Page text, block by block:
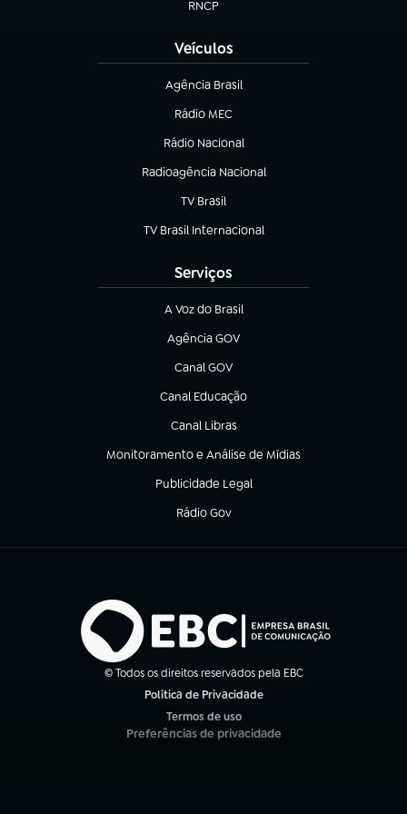
RNCP
(abre em nova aba)
Veículos
Agência Brasil
(abre em nova aba)
Rádio MEC
(abre em nova aba)
Rádio Nacional
Radioagência Nacional
(abre em nova aba)
TV Brasil
(abre em nova aba)
TV Brasil Internacional
(abre em nova aba)
Serviços
A Voz do Brasil
(abre em nova aba)
Agência GOV
(abre em nova aba)
Canal GOV
(abre em nova aba)
Canal Educação
(abre em nova aba)
Canal Libras
(abre em nova aba)
Monitoramento e Análise de Mídias
(abre em nova aba)
Publicidade Legal
(abre em nova aba)
Rádio Gov
(abre em nova aba)
© Todos os direitos reservados pela EBC
Política de Privacidade
Termos de uso
(abre em nova aba)
Preferências de privacidade